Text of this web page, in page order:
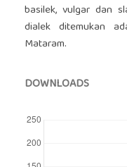
basilek, vulgar dan
dialek ditemukan
Mataram.
DOWNLOADS